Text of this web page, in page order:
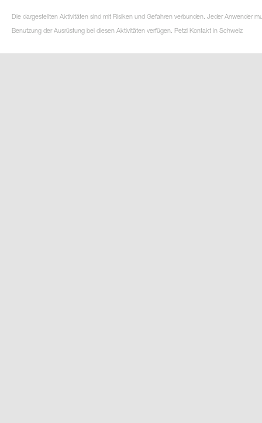
Die dargestellten Aktivitäten sind mit Risiken und Gefahren verbunden. Jeder Anwender
Benutzung der Ausrüstung bei diesen Aktivitäten verfügen. Petzl Kontakt in Schweiz